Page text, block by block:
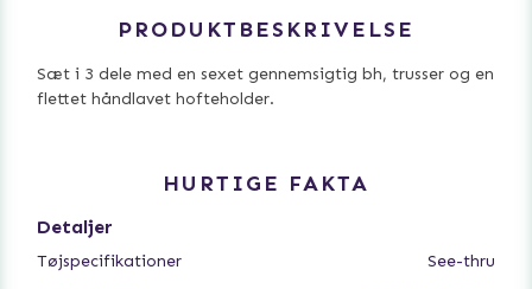
PRODUKTBESKRIVELSE
Sæt i 3 dele med en sexet gennemsigtig bh, trusser og en
flettet håndlavet hofteholder.
HURTIGE FAKTA
Detaljer
Tøjspecifikationer
See-thru